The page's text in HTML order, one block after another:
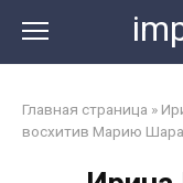
контенту
Главная страница »
восхитив Марию